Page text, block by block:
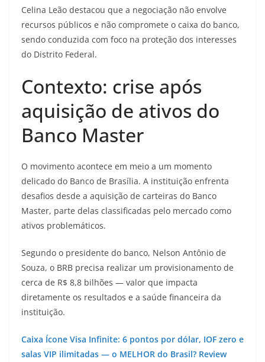
Celina Leão destacou que a negociação não envolve
recursos públicos e não compromete o caixa do banco,
sendo conduzida com foco na proteção dos interesses
do Distrito Federal.
Contexto: crise após
aquisição de ativos do
Banco Master
O movimento acontece em meio a um momento
delicado do Banco de Brasília. A instituição enfrenta
desafios desde a aquisição de carteiras do Banco
Master, parte delas classificadas pelo mercado como
ativos problemáticos.
Segundo o presidente do banco, Nelson Antônio de
Souza, o BRB precisa realizar um provisionamento de
cerca de R$ 8,8 bilhões — valor que impacta
diretamente os resultados e a saúde financeira da
instituição.
Caixa Ícone Visa Infinite: 6 pontos por dólar, IOF zero e
salas VIP ilimitadas — o MELHOR do Brasil? Review